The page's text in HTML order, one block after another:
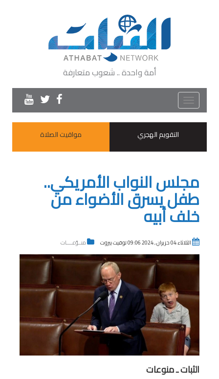
أمة واحدة .. شعوب متعارفة
Toggle
navigation
التقويم الهجري
مواقيت الصلاة
مجلس النواب الأمريكي..
طفل يسرق الأضواء من
خلف أبيه
الثلاثاء 04 حزيران , 2024 09:06 توقيت بيروت منــوّعــــات
الثبات ـ منوعات